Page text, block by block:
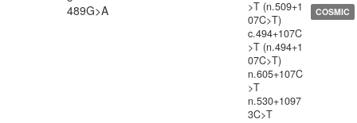
489G>A
>T (n.509+1
07C>T)
c.494+107C
>T (n.494+1
07C>T)
n.605+107C
>T
n.530+1097
3C>T
COSMIC